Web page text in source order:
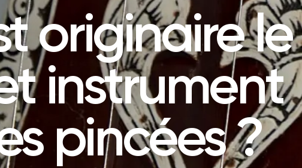
originaire le
instrument
pincées ?